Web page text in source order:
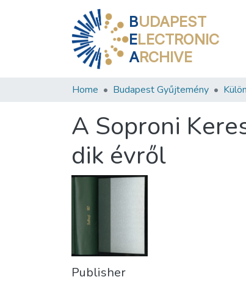
BUDAPEST
ELECTRONIC
ARCHIVE
Home Budapest Gyűjtemény
A Soproni
dik évről
Publisher